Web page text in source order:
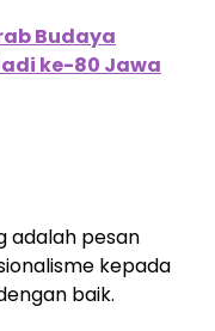
Budaya
ke-80 Jawa
adalah pesan
kepada
baik.